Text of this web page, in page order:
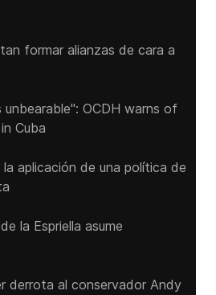
formar alianzas de cara a
OCDH warns of
Cuba
aplicación de una política de
la Espriella asume
derrota al conservador Andy